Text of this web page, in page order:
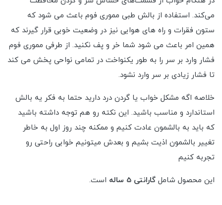
می‌کند. استفاده از بالش طبی مموری فوم باعث می شود که
ستون فقرات و راه های هوایی نیز در وضعیت خوبی قرار گیرند که
همین امر باعث می شود شما خر و پف نکنید. از طرفی مموری فوم
فشار وارد بر سر را به طور یکنواخت در تمامی نواحی پخش می کند
تا فشار زیادی بر سر وارد نشود.
خلاصه اگه مشکل خواب یا گردن درد دارید حتما به فکر یه بالش
استاندارد و مناسب باشید. این نکته رو هم توجه داشته باشید
که باید به بالشمون عادت کنیم و ممکنه چند روز اول به خاطر
تغییر بالشمون اذیت بشیم و بعدش میتونیم خوابی راحتی رو
تجربه کنیم
این محصول شامل گارانتی 5 ساله است.